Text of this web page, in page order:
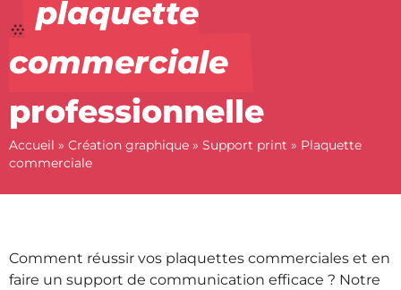
plaquette
commerciale
professionnelle
Accueil » Création graphique » Support print » Plaquette
commerciale
Comment réussir vos plaquettes commerciales et en
faire un support de communication efficace ? Notre